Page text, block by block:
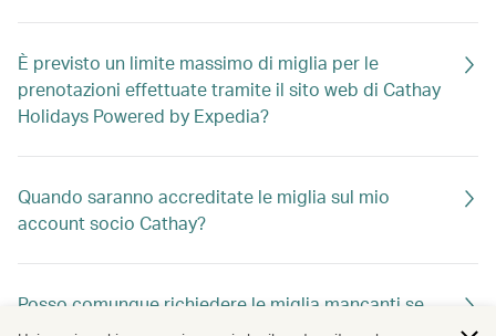
È previsto un limite massimo di miglia per le
prenotazioni effettuate tramite il sito web di Cathay
Holidays Powered by Expedia?
Quando saranno accreditate le miglia sul mio
account socio Cathay?
Posso comunque richiedere le miglia mancanti se
non ho inserito il mio codice socio al momento della